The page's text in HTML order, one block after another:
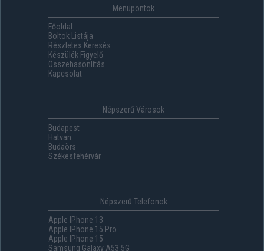
Menüpontok
Főoldal
Boltok Listája
Részletes Keresés
Készülék Figyelő
Összehasonlítás
Kapcsolat
Népszerű Városok
Budapest
Hatvan
Budaörs
Székesfehérvár
Népszerű Telefonok
Apple IPhone 13
Apple IPhone 15 Pro
Apple IPhone 15
Samsung Galaxy A53 5G